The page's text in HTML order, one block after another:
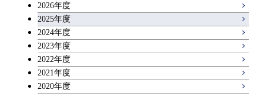
2026年度
2025年度
2024年度
2023年度
2022年度
2021年度
2020年度